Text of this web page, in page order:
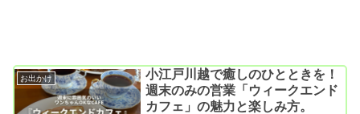
お出かけ
小江戸川越で癒しのひとときを！
週末のみの営業「ウィークエンド
カフェ」の魅力と楽しみ方。